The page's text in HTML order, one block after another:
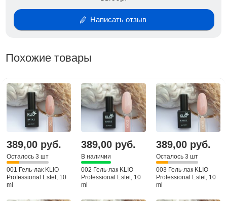
Написать отзыв
Похожие товары
389,00 руб.
Осталось 3 шт
001 Гель-лак KLIO
Professional Estet, 10
ml
389,00 руб.
В наличии
002 Гель-лак KLIO
Professional Estet, 10
ml
389,00 руб.
Осталось 3 шт
003 Гель-лак KLIO
Professional Estet, 10
ml